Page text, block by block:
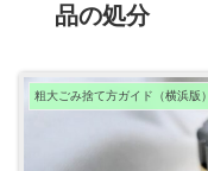
品の処分
粗大ごみ捨て方ガイド（横浜版）